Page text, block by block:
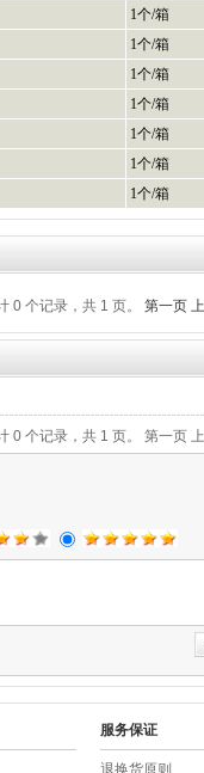
1个/箱
1个/箱
1个/箱
1个/箱
1个/箱
1个/箱
1个/箱
0 个记录，共 1 页。 第一页
0 个记录，共 1 页。 第一页
服务保证
退换货原则